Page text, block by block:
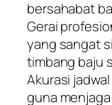
bersahabat
Gerai
yang sangat
timbang baju
Akurasi
guna